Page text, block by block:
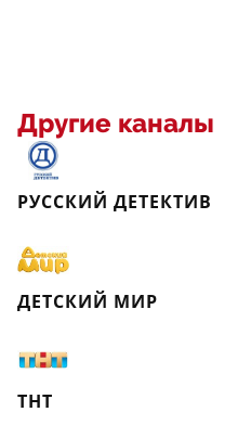
Другие каналы
РУССКИЙ ДЕТЕКТИВ
ДЕТСКИЙ МИР
ТНТ